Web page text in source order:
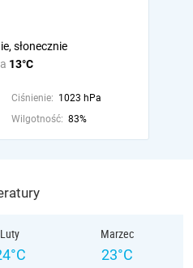
13°C
słonecznie
Ciśnienie: 1023 hPa
Wilgotność: 83%
Luty Marzec
23°C